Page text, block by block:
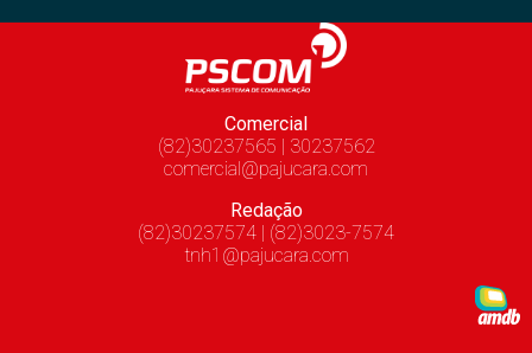
Comercial
(82)30237565 | 30237562
comercial@pajucara.com
Redação
(82)30237574 | (82)3023-7574
tnh1@pajucara.com